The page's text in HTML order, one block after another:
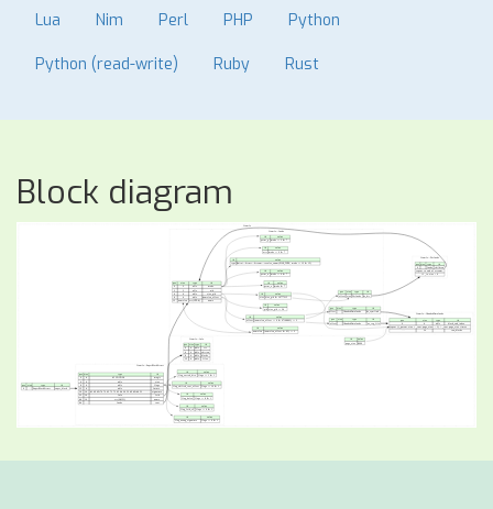
Lua Nim Perl PHP Python
Python (read-write) Ruby Rust
Block diagram